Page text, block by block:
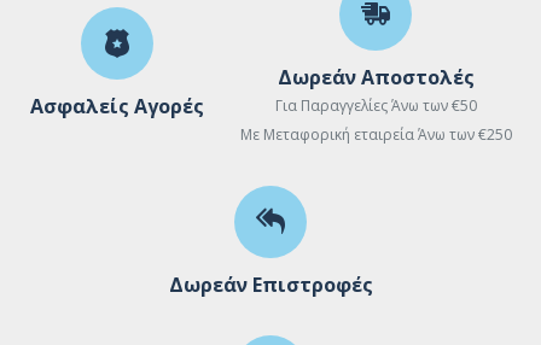
Ασφαλείς Αγορές
Δωρεάν Αποστολές
Για Παραγγελίες Άνω των €50
Με Μεταφορική εταιρεία Άνω των €250
Δωρεάν Επιστροφές